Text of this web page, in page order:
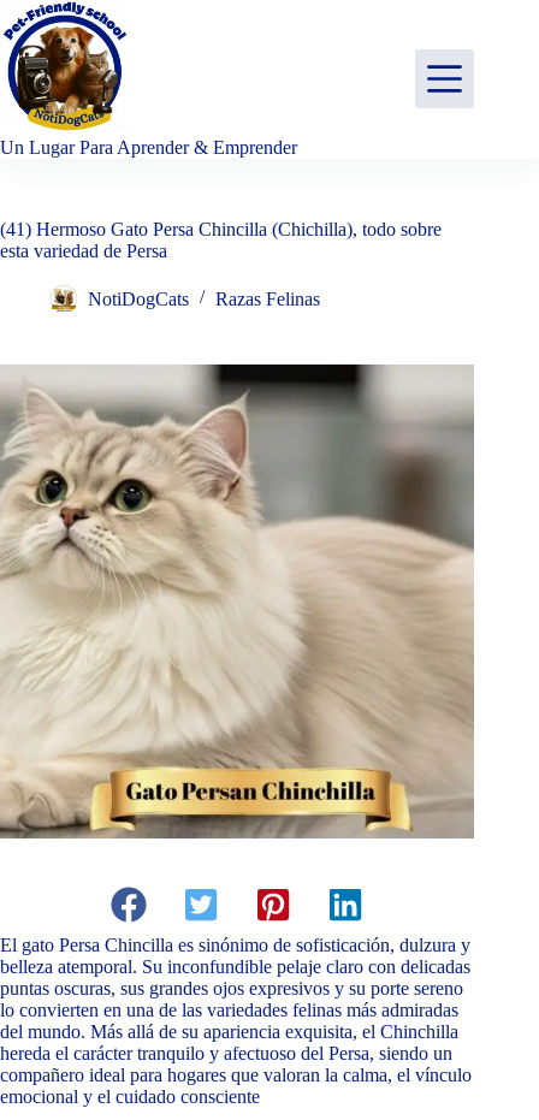
Saltar
al
contenido
Un Lugar Para Aprender & Emprender
(41) Hermoso Gato Persa Chincilla (Chichilla), todo sobre
esta variedad de Persa
NotiDogCats Razas Felinas
El gato Persa Chincilla es sinónimo de sofisticación, dulzura y
belleza atemporal. Su inconfundible pelaje claro con delicadas
puntas oscuras, sus grandes ojos expresivos y su porte sereno
lo convierten en una de las variedades felinas más admiradas
del mundo. Más allá de su apariencia exquisita, el Chinchilla
hereda el carácter tranquilo y afectuoso del Persa, siendo un
compañero ideal para hogares que valoran la calma, el vínculo
emocional y el cuidado consciente